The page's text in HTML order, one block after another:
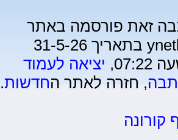
זאת פורסמה באתר
ynetbiz בתאריך 31-5-26
יציאה לעמוד
, חזרה לאתר החדשות.
קורונה